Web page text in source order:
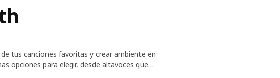
tus canciones favoritas y crear ambiente en
opciones para elegir, desde altavoces que
portátiles o que también funcionan como